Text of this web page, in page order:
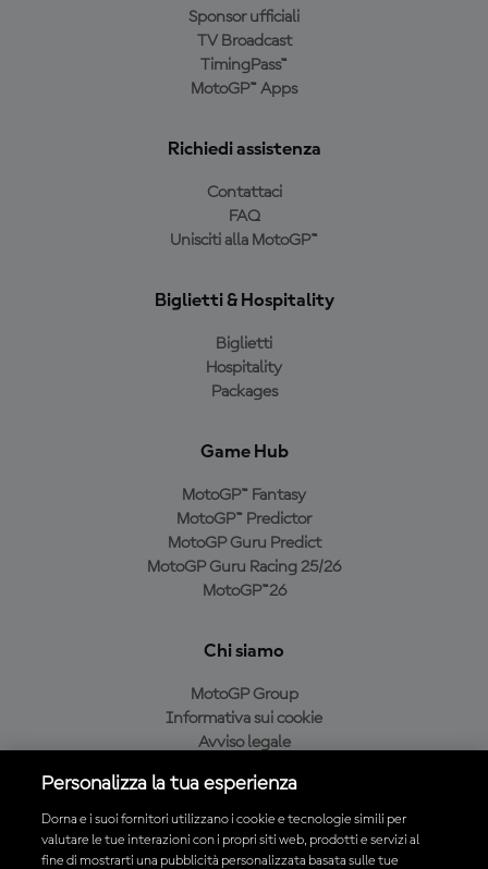
Sponsor ufficiali
TV Broadcast
TimingPass™
MotoGP™ Apps
Richiedi assistenza
Contattaci
FAQ
Unisciti alla MotoGP™
Biglietti & Hospitality
Biglietti
Hospitality
Packages
Game Hub
MotoGP™ Fantasy
MotoGP™ Predictor
MotoGP Guru Predict
MotoGP Guru Racing 25/26
MotoGP™26
Chi siamo
MotoGP Group
Informativa sui cookie
Avviso legale
Condizioni di acquisto
Personalizza la tua esperienza
Dorna e i suoi fornitori utilizzano i cookie e tecnologie simili per
valutare le tue interazioni con i propri siti web, prodotti e servizi al
fine di mostrarti una pubblicità personalizzata basata sulle tue